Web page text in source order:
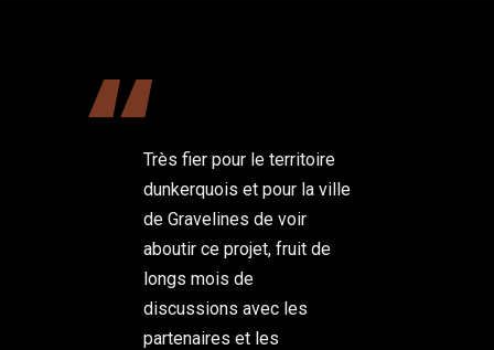
Très fier pour le territoire
dunkerquois et pour la ville
de Gravelines de voir
aboutir ce projet, fruit de
longs mois de
discussions avec les
partenaires et les